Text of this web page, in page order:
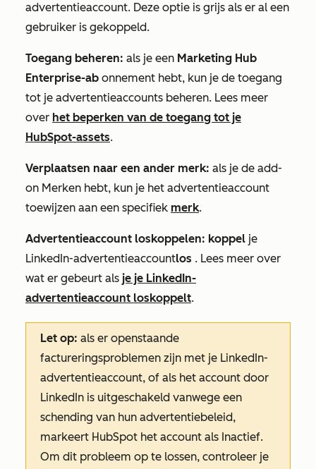
advertentieaccount. Deze optie is grijs als er al een
gebruiker is gekoppeld.
Toegang beheren: als je een Marketing Hub
Enterprise-ab onnement hebt, kun je de toegang
tot je advertentieaccounts beheren. Lees meer
over het beperken van de toegang tot je
HubSpot-assets.
Verplaatsen naar een ander merk: als je de add-
on Merken hebt, kun je het advertentieaccount
toewijzen aan een specifiek merk.
Advertentieaccount loskoppelen: koppel je
LinkedIn-advertentieaccountlos . Lees meer over
wat er gebeurt als je je LinkedIn-
advertentieaccount loskoppelt.
Let op: als er openstaande
factureringsproblemen zijn met je LinkedIn-
advertentieaccount, of als het account door
LinkedIn is uitgeschakeld vanwege een
schending van hun advertentiebeleid,
markeert HubSpot het account als Inactief.
Om dit probleem op te lossen, controleer je